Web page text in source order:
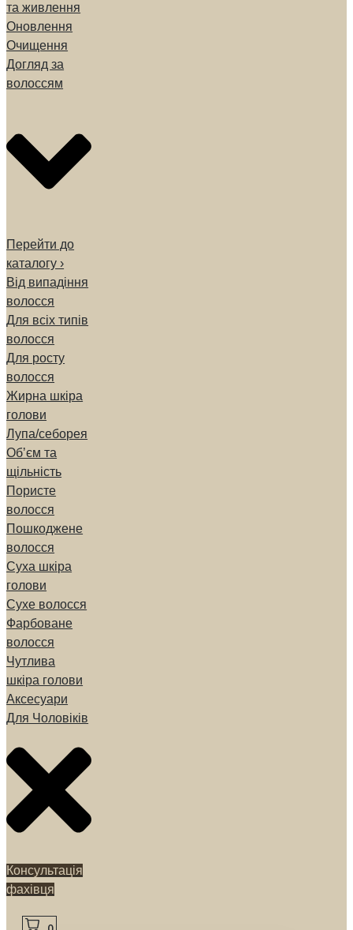
та живлення
Оновлення
Очищення
Догляд за
волоссям
Перейти до
каталогу ›
Від випадіння
волосся
Для всіх типів
волосся
Для росту
волосся
Жирна шкіра
голови
Лупа/себорея
Обʼєм та
щільність
Пористе
волосся
Пошкоджене
волосся
Суха шкіра
голови
Сухе волосся
Фарбоване
волосся
Чутлива
шкіра голови
Аксесуари
Для Чоловіків
Консультація
фахівця